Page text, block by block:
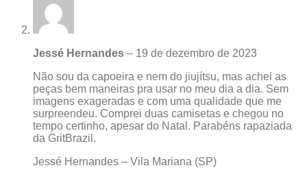
Jessé Hernandes – 19 de dezembro de 2023
Não sou da capoeira e nem do jiujítsu, mas achei as
peças bem maneiras pra usar no meu dia a dia. Sem
imagens exageradas e com uma qualidade que me
surpreendeu. Comprei duas camisetas e chegou no
tempo certinho, apesar do Natal. Parabéns rapaziada
da GritBrazil.
Jessé Hernandes – Vila Mariana (SP)